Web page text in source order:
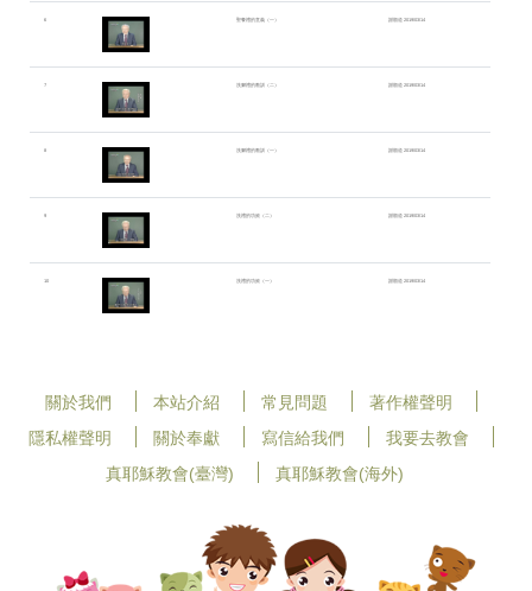
6 聖餐禮的意義（一） 謝順道 2019/03/14
7 洗腳禮的教訓（二） 謝順道 2019/03/14
8 洗腳禮的教訓（一） 謝順道 2019/03/14
9 洗禮的功效（二） 謝順道 2019/03/14
10 洗禮的功效（一） 謝順道 2019/03/14
關於我們 本站介紹 常見問題
著作權聲明
隱私權聲明
關於奉獻 寫信給我們
我要去教會
真耶穌教會(臺灣)
真耶穌教會(海外)